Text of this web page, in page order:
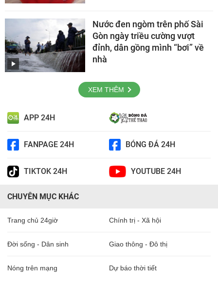
Nước đen ngòm trên phố Sài
Gòn ngày triều cường vượt
đỉnh, dân gồng mình “bơi” về
nhà
XEM THÊM
APP 24H
FANPAGE 24H BÓNG ĐÁ 24H
TIKTOK 24H YOUTUBE 24H
CHUYÊN MỤC KHÁC
Trang chủ 24giờ Chính trị - Xã hội
Đời sống - Dân sinh Giao thông - Đô thị
Nóng trên mạng Dự báo thời tiết